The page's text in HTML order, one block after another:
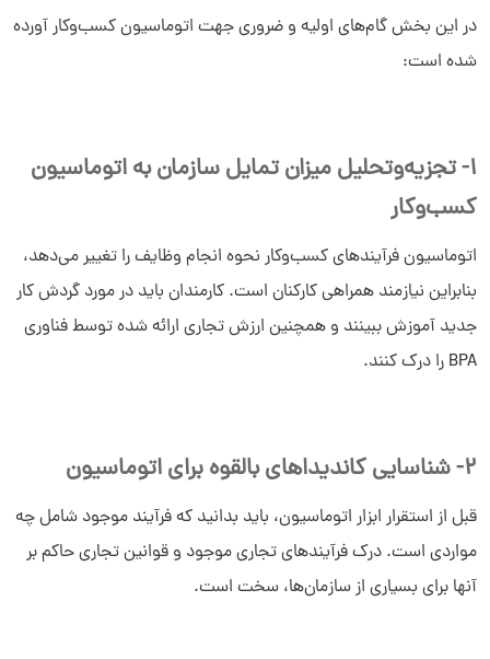
در این بخش گام‌های اولیه و ضروری جهت اتوماسیون کسب‌وکار آورده
شده است:
1- تجزیه‌وتحلیل میزان تمایل سازمان به اتوماسیون
کسب‌و‌کار
اتوماسیون فرآیندهای کسب‌و‌کار نحوه انجام وظایف را تغییر می‌دهد،
بنابراین نیازمند همراهی کارکنان است. کارمندان باید در مورد گردش کار
جدید آموزش ببینند و همچنین ارزش تجاری ارائه شده توسط فناوری
BPA را درک کنند.
2- شناسایی کاندیداهای بالقوه برای اتوماسیون
قبل از استقرار ابزار اتوماسیون، باید بدانید که فرآیند موجود شامل چه
مواردی است. درک فرآیندهای تجاری موجود و قوانین تجاری حاکم بر
آنها برای بسیاری از سازمان‌ها، سخت است.